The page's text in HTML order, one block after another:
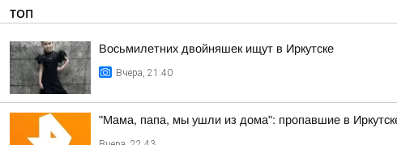
ТОП
Восьмилетних двойняшек ищут в Иркутске
Вчера, 21:40
"Мама, папа, мы ушли из дома": пропавшие в